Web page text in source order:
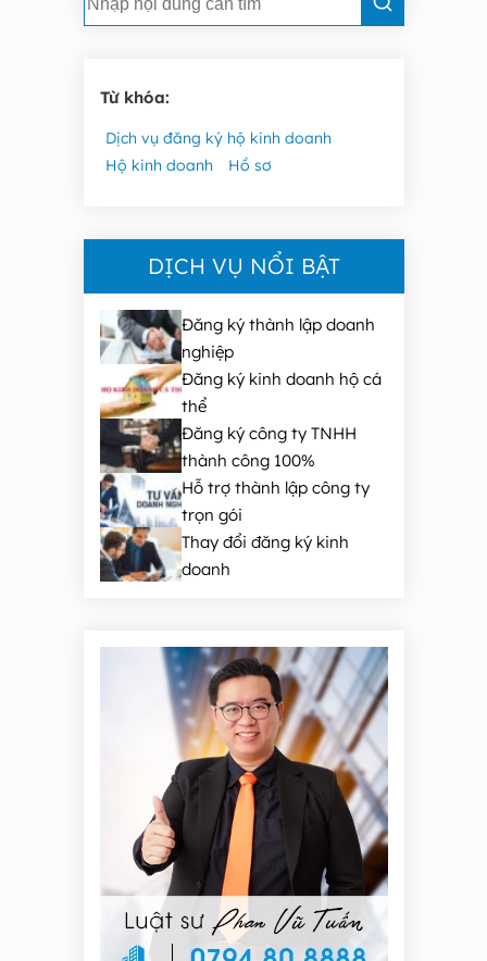
Từ khóa:
Dịch vụ đăng ký hộ kinh doanh
Hộ kinh doanh
Hồ sơ
DỊCH VỤ NỔI BẬT
Đăng ký thành lập doanh
nghiệp
Đăng ký kinh doanh hộ cá
thể
Đăng ký công ty TNHH
thành công 100%
Hỗ trợ thành lập công ty
trọn gói
Thay đổi đăng ký kinh
doanh